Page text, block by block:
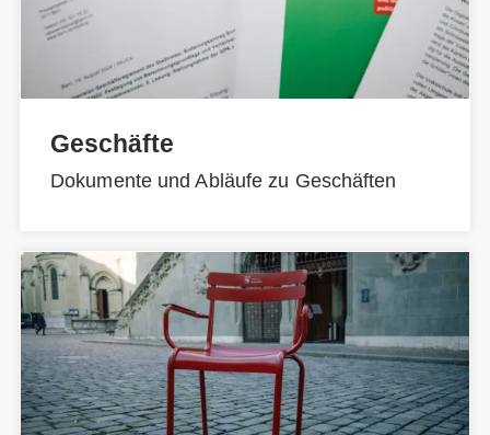
Geschäfte
Dokumente und Abläufe zu Geschäften